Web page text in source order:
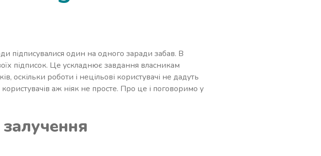
підписувалися один на одного заради забав. В
підписок. Це ускладнює завдання власникам
оскільки роботи і нецільові користувачі не дадуть
аж ніяк не просте. Про це і поговоримо у
залучення